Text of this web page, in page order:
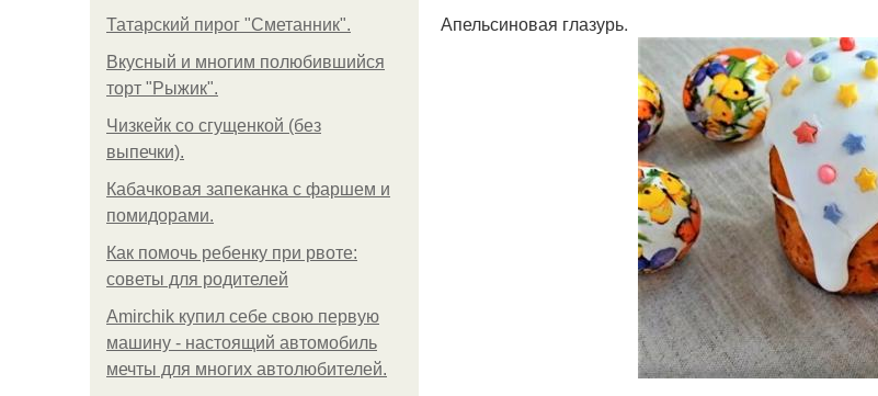
Татарский пирог "Сметанник".
Вкусный и многим полюбившийся
торт "Рыжик".
Чизкейк со сгущенкой (без
выпечки).
Кабачковая запеканка с фаршем и
помидорами.
Как помочь ребенку при рвоте:
советы для родителей
Amirchik купил себе свою первую
машину - настоящий автомобиль
мечты для многих автолюбителей.
Апельсиновая глазурь.